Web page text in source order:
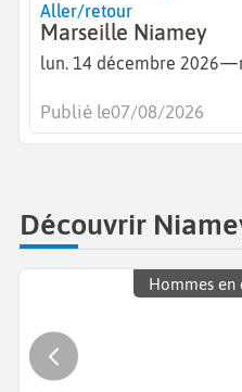
Aller/retour
Marseille Niamey
lun. 14 décembre 2026—
Publié le07/08/2026
Découvrir
Hommes en